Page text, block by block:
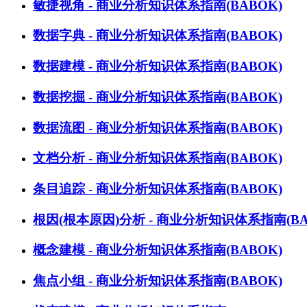
敏捷视角 - 商业分析知识体系指南(BABOK)
数据字典 - 商业分析知识体系指南(BABOK)
数据建模 - 商业分析知识体系指南(BABOK)
数据挖掘 - 商业分析知识体系指南(BABOK)
数据流图 - 商业分析知识体系指南(BABOK)
文档分析 - 商业分析知识体系指南(BABOK)
条目追踪 - 商业分析知识体系指南(BABOK)
根因(根本原因)分析 - 商业分析知识体系指南
概念建模 - 商业分析知识体系指南(BABOK)
焦点小组 - 商业分析知识体系指南(BABOK)